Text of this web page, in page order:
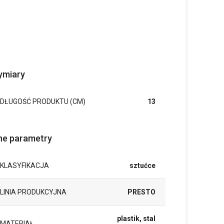
DŁUGOŚĆ PRODUKTU (CM) 13
parametry
KLASYFIKACJA sztućce
LINIA PRODUKCYJNA PRESTO
plastik, stal